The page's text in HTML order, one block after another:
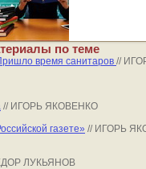
по теме
время санитаров //
// ИГОРЬ ЯКОВЕНКО
газете» // ИГОРЬ
ЛУКЬЯНОВ